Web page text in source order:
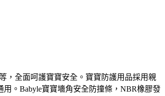
，全面呵護寶寶安全。寶寶防護用品採用親
。Babyle寶寶墻角安全防撞條，NBR橡膠發